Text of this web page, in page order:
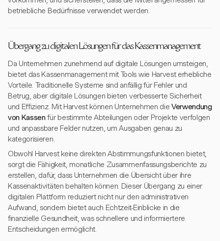
betriebliche Bedürfnisse verwendet werden.
Übergang zu digitalen Lösungen für das Kassenmanagement
Da Unternehmen zunehmend auf digitale Lösungen umsteigen,
bietet das Kassenmanagement mit Tools wie Harvest erhebliche
Vorteile. Traditionelle Systeme sind anfällig für Fehler und
Betrug, aber digitale Lösungen bieten verbesserte Sicherheit
und Effizienz. Mit Harvest können Unternehmen die Verwendung
von Kassenfür bestimmte Abteilungen oder Projekte verfolgen
und anpassbare Felder nutzen, um Ausgaben genau zu
kategorisieren.
Obwohl Harvest keine direkten Abstimmungsfunktionen bietet,
sorgt die Fähigkeit, monatliche Zusammenfassungsberichte zu
erstellen, dafür, dass Unternehmen die Übersicht über ihre
Kassenaktivitäten behalten können. Dieser Übergang zu einer
digitalen Plattform reduziert nicht nur den administrativen
Aufwand, sondern bietet auch Echtzeit-Einblicke in die
finanzielle Gesundheit, was schnellere und informiertere
Entscheidungen ermöglicht.